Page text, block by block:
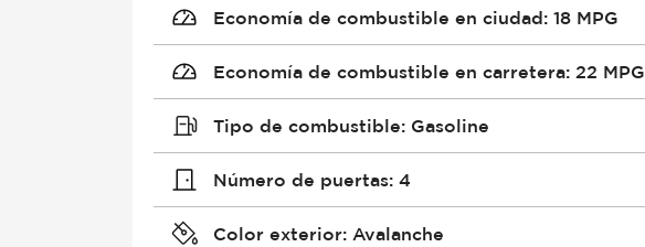
Economía de combustible en ciudad: 18 MPG
Economía de combustible en carretera: 22 MPG
Tipo de combustible: Gasoline
Número de puertas: 4
Color exterior: Avalanche